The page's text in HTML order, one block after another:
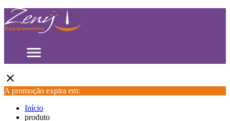
menu
close
A promoção expira em:
Início
produto